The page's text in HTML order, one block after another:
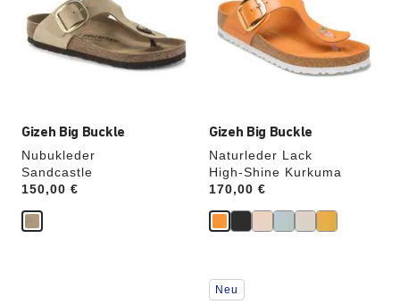
Gizeh Big Buckle
Nubukleder
Sandcastle
Price:
150,00 €
werden
die
Produktbilder
aktualisiert.
Gizeh Big Buckle
Naturleder Lack
High-Shine Kurkuma
Price:
170,00 €
werden
die
Produktbilder
aktualisiert.
Durch
Anklicken
Neu